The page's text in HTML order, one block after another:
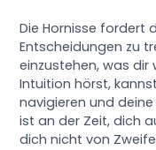
Die Hornisse fordert
Entscheidungen zu
einzustehen, was
Intuition hörst,
navigieren und
ist an der Zeit, dich
dich nicht von